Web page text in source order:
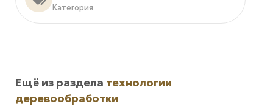
Категория
Ещё из раздела технологии
деревообработки